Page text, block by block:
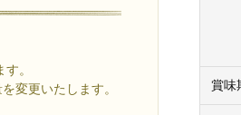
。
変更いたします。
賞味